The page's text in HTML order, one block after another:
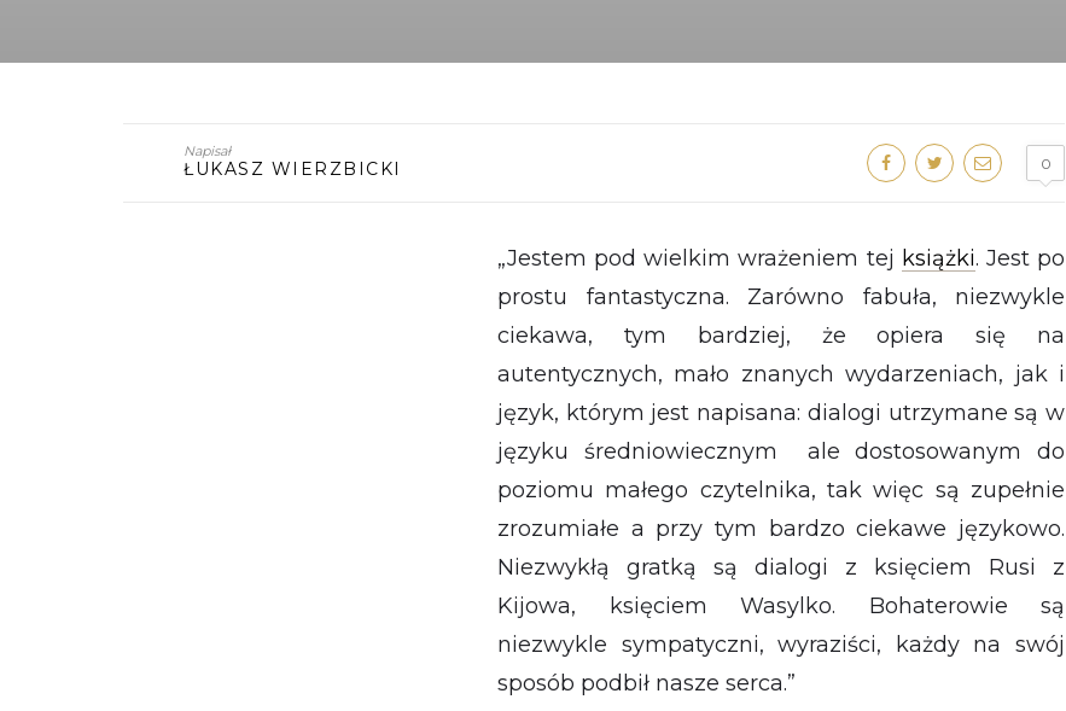
Napisał
ŁUKASZ WIERZBICKI 0
„Jestem pod wielkim wrażeniem tej książki. Jest po
prostu fantastyczna. Zarówno fabuła, niezwykle
ciekawa, tym bardziej, że opiera się na
autentycznych, mało znanych wydarzeniach, jak i
język, którym jest napisana: dialogi utrzymane są w
języku średniowiecznym ale dostosowanym do
poziomu małego czytelnika, tak więc są zupełnie
zrozumiałe a przy tym bardzo ciekawe językowo.
Niezwykłą gratką są dialogi z księciem Rusi z
Kijowa, księciem Wasylko. Bohaterowie są
niezwykle sympatyczni, wyraziści, każdy na swój
sposób podbił nasze serca.”